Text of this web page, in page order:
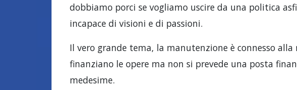
dobbiamo porci se vogliamo uscire da una politica
incapace di visioni e di passioni.
Il vero grande tema, la manutenzione è connesso
finanziano le opere ma non si prevede una posta
medesime.